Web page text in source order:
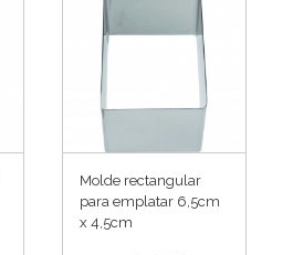
Molde rectangular
para emplatar 6,5cm
x 4,5cm